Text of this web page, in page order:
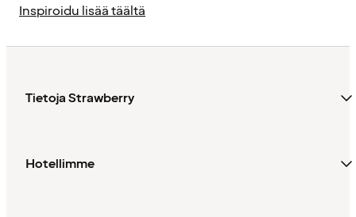
Inspiroidu lisää täältä
Tietoja Strawberry
Hotellimme